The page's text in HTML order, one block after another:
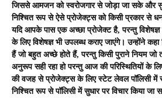
जिससे आमजन को स्वरोजगार से जोड़ा जा सके और
निश्चित रूप से ऐसे प्रोजेक्ट्स को किसी प्रकार से धन
यदि आपके पास एक अच्छा प्रोजेक्ट है, परन्तु
के लिए विशेषज्ञ भी उपलब्ध कराए जाएंगे। उन्होंने
हैं जो बहुत अच्छे होते हैं, परन्तु किसी पुराने नियम जो
अनुरूप सही रहा हो परन्तु आज की परिस्थितियों के
की वजह से प्रोजेक्ट्स के लिए स्टेट लेवल पॉलिसी में
निश्चित रूप से पॉलिसी में सुधार पर विचार किया जा